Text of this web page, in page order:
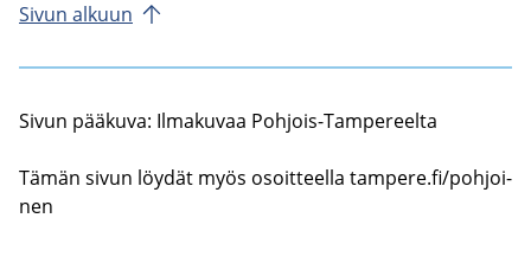
Sivun al­kuun
Sivun pää­ku­va: Il­ma­ku­vaa Pohjois-​Tampereelta
Tämän sivun löy­dät myös osoit­teel­la tam­pe­re.fi/poh­joi­
nen